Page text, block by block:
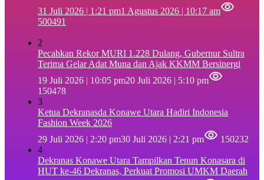
31 Juli 2026 | 1:21 pm1 Agustus 2026 | 10:17 am
500491
2
Pecahkan Rekor MURI 1.228 Dulang, Gubernur Sultra
Terima Gelar Adat Muna dan Ajak KKMM Bersinergi
19 Juli 2026 | 10:05 pm20 Juli 2026 | 5:10 pm
150478
3
Ketua Dekranasda Konawe Utara Hadiri Indonesia
Fashion Week 2026
29 Juli 2026 | 2:20 pm30 Juli 2026 | 2:21 pm
150232
4
Dekranas Konawe Utara Tampilkan Tenun Konasara di
HUT ke-46 Dekranas, Perkuat Promosi UMKM Daerah